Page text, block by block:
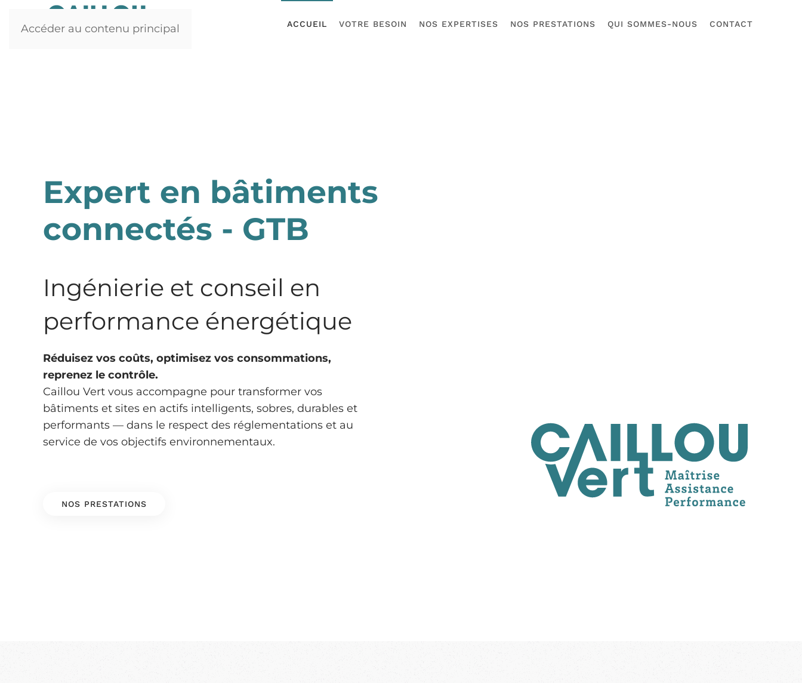
Accéder au contenu principal ACCUEIL VOTRE BESOIN NOS EXPERTISES NOS PRESTATIONS QUI SOMMES-NOUS CONTACT
Expert en bâtiments
connectés - GTB
Ingénierie et conseil en
performance énergétique
Réduisez vos coûts, optimisez vos consommations,
reprenez le contrôle.
Caillou Vert vous accompagne pour transformer vos
bâtiments et sites en actifs intelligents, sobres, durables et
performants — dans le respect des réglementations et au
service de vos objectifs environnementaux.
NOS PRESTATIONS